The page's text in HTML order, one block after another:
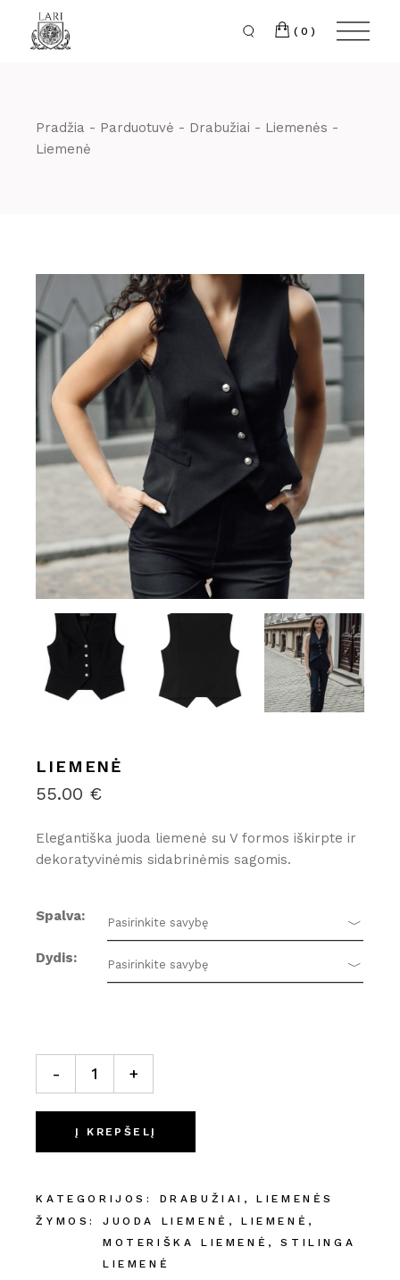
content
(0)
Pradžia Parduotuvė Drabužiai
Liemenės
Liemenė
LIEMENĖ
55.00 €
Elegantiška juoda liemenė su V formos iškirpte ir
dekoratyvinėmis sidabrinėmis sagomis.
Spalva Pasirinkite savybę
Dydis Pasirinkite savybę
Liemenė quantity
- +
Į KREPŠELĮ
KATEGORIJOS: DRABUŽIAI ,LIEMENĖS
ŽYMOS:
JUODA LIEMENĖ , LIEMENĖ ,
MOTERIŠKA LIEMENĖ ,STILINGA
LIEMENĖ